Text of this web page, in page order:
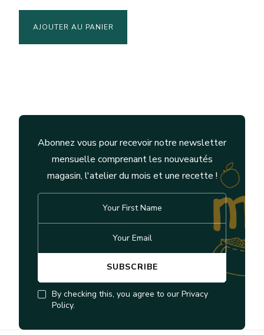
AJOUTER AU PANIER
Abonnez vous pour recevoir notre newsletter
mensuelle comprenant les nouveautés
magasin, l'atelier du mois et une recette !
By checking this, you agree to our Privacy
Policy.